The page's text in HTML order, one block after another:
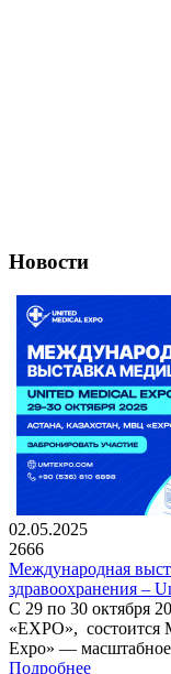
Новости
02.05.2025
2666
Международная
здравоохранения –
С 29 по 30 октября
«EXPO», состоится
Expo» —
Подробнее